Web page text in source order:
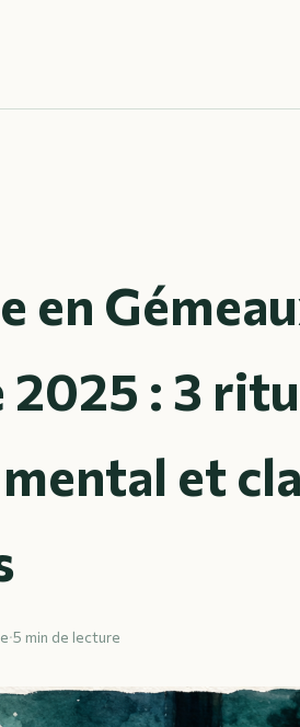
en
2025 : 3
et
·5 min de lecture